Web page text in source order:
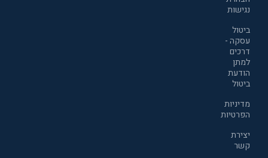
נגישות
ביטול
עסקה -
דרכים
למתן
הודעת
ביטול
מדיניות
הפרטיות
יצירת
קשר